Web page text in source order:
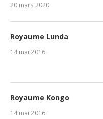
20 mars 2020
Royaume Lunda
14 mai 2016
Royaume Kongo
14 mai 2016